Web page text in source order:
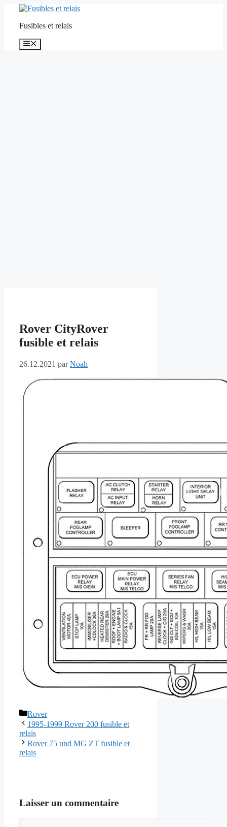
contenuFusibles et relais
Menu
Rover CityRover
fusible et relais
26.12.2021 parNoah
Catégories
Rover
1995-1999 Rover 200 fusible et
relais
Rover 75 und MG ZT fusible et
relais
Laisser un commentaire